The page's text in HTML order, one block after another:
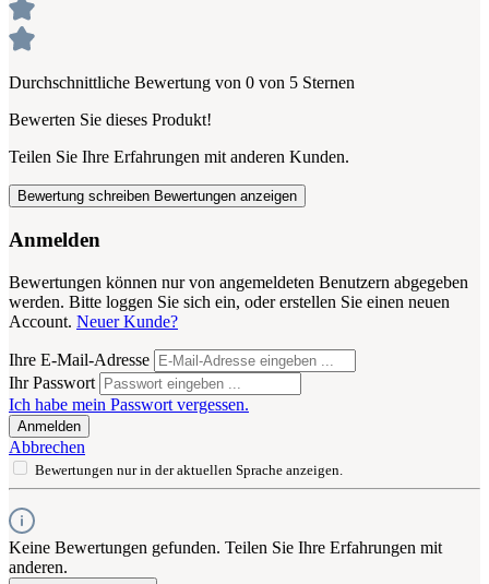
Durchschnittliche Bewertung von 0 von 5 Sternen
Bewerten Sie dieses Produkt!
Teilen Sie Ihre Erfahrungen mit anderen Kunden.
Bewertung schreiben Bewertungen anzeigen
Anmelden
Bewertungen können nur von angemeldeten Benutzern abgegeben
werden. Bitte loggen Sie sich ein, oder erstellen Sie einen neuen
Account. Neuer Kunde?
Ihre E-Mail-Adresse
Ihr Passwort
Ich habe mein Passwort vergessen.
Anmelden
Abbrechen
Bewertungen nur in der aktuellen Sprache anzeigen.
Keine Bewertungen gefunden. Teilen Sie Ihre Erfahrungen mit
anderen.